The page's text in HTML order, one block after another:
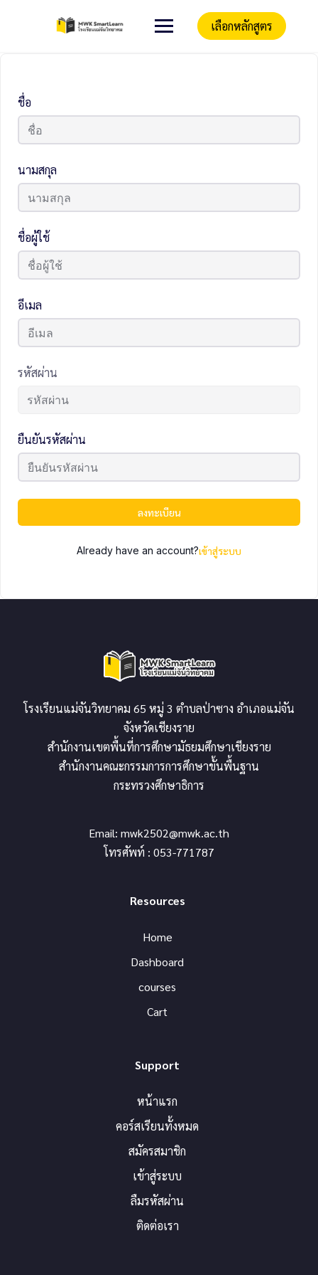
เลือกหลักสูตร
ชื่อ
นามสกุล
ชื่อผู้ใช้
อีเมล
รหัสผ่าน
ยืนยันรหัสผ่าน
ลงทะเบียน
Already have an account?เข้าสู่ระบบ
โรงเรียนแม่จันวิทยาคม 65 หมู่ 3 ตำบลป่าซาง อำเภอแม่จัน
จังหวัดเชียงราย
สำนักงานเขตพื้นที่การศึกษามัธยมศึกษาเชียงราย
สำนักงานคณะกรรมการการศึกษาขั้นพื้นฐาน
กระทรวงศึกษาธิการ
Email: mwk2502@mwk.ac.th
โทรศัพท์ : 053-771787
Resources
Home
Dashboard
courses
Cart
Support
หน้าแรก
คอร์สเรียนทั้งหมด
สมัครสมาชิก
เข้าสู่ระบบ
ลืมรหัสผ่าน
ติดต่อเรา